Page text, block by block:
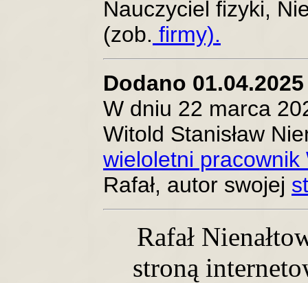
Nauczyciel fizyki,
(zob. firmy).
Dodano 01.04.2025
W dniu 22 marca
Witold Stanisław
wieloletni pracownik
Rafał, autor swojej
Rafał
stroną